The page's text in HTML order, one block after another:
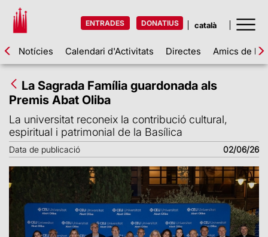
ENTRADES DONATIUS
Notícies Calendari d'Activitats Directes Amics de la
La Sagrada Família guardonada als
Premis Abat Oliba
La universitat reconeix la contribució cultural,
espiritual i patrimonial de la Basílica
Data de publicació 02/06/26